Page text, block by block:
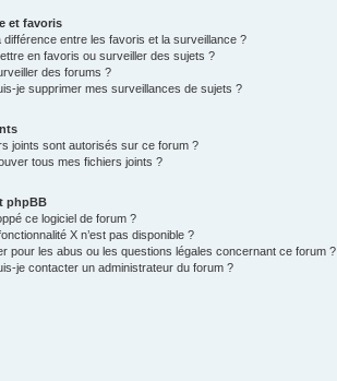
et favoris
différence entre les favoris et la surveillance ?
en favoris ou surveiller des sujets ?
des forums ?
je supprimer mes surveillances de sujets ?
joints sont autorisés sur ce forum ?
tous mes fichiers joints ?
phpBB
ce logiciel de forum ?
X n’est pas disponible ?
pour les abus ou les questions légales concernant ce forum ?
je contacter un administrateur du forum ?